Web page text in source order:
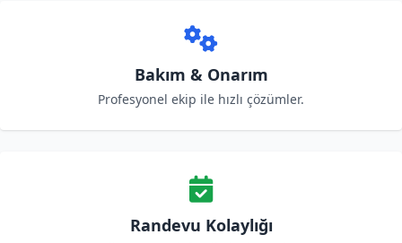
Bakım & Onarım
Profesyonel ekip ile hızlı çözümler.
Randevu Kolaylığı